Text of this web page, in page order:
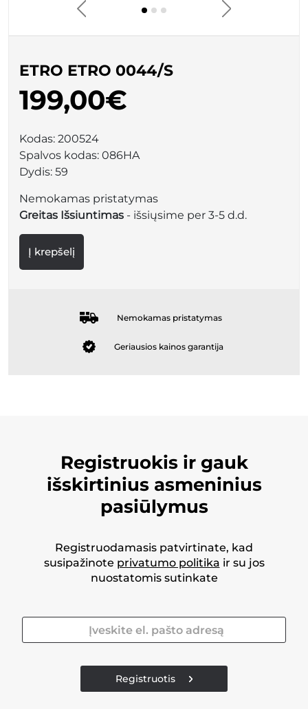
ETRO ETRO 0044/S
199,00€
Kodas: 200524
Spalvos kodas: 086HA
Dydis: 59
Nemokamas pristatymas
Greitas Išsiuntimas - išsiųsime per 3-5 d.d.
Į krepšelį
Nemokamas pristatymas
Geriausios kainos garantija
Registruokis ir gauk
išskirtinius asmeninius
pasiūlymus
Registruodamasis patvirtinate, kad
susipažinote privatumo politika ir su jos
nuostatomis sutinkate
Registruotis